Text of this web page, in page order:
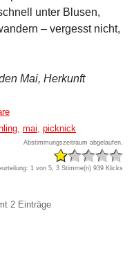
unter Blusen,
– vergesst nicht,
Mai, Herkunft
, mai, picknick
Abstimmungszeitraum abgelaufen.
1 von 5, 3 Stimme(n) 939 Klicks
2 Einträge